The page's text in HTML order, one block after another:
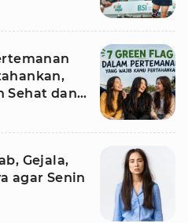
Sehat dan
Gejala,
agar Senin